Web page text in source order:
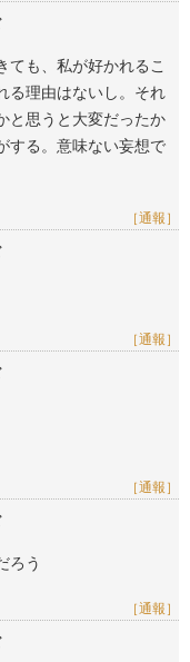
ても、私が好かれるこ
る理由はないし。それ
と思うと大変だったか
する。意味ない妄想で
［通報］
［通報］
［通報］
ろう
［通報］